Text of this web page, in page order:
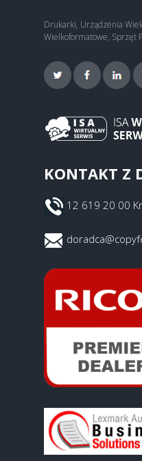
Drukarki, Urządzenia
Wielkoformatowe, Sprzęt
KONTAKT Z
12 619 20 00